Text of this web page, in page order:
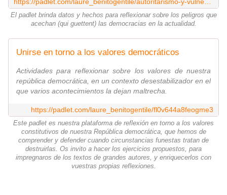
El padlet brinda datos y hechos para reflexionar sobre los peligros que
acechan (qui guettent) las democracias en la actualidad.
Unirse en torno a los valores democráticos
Actividades para reflexionar sobre los valores de nuestra
república democrática, en un contexto desestabilizador en el
que varios acontecimientos la dejan maltrecha.
https://padlet.com/laure_benitogentile/fl0v644a8feogme3
Este padlet es nuestra plataforma de reflexión en torno a los valores
constitutivos de nuestra República democrática, que hemos de
comprender y defender cuando circunstancias funestas tratan de
destruirlas. Os invito a hacer los ejercicios propuestos, para
impregnaros de los textos de grandes autores, y enriquecerlos con
vuestras propias reflexiones.